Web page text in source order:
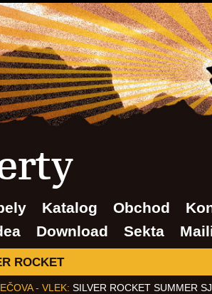
Katalog Obchod
Download Sekta
ROCKET
- VLEK: SILVER ROCKET SUMMER